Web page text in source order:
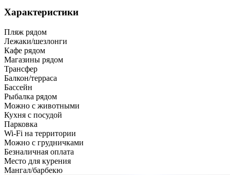
Характеристики
Пляж рядом
Лежаки/шезлонги
Кафе рядом
Магазины рядом
Трансфер
Балкон/терраса
Бассейн
Рыбалка рядом
Можно с животными
Кухня с посудой
Парковка
Wi-Fi на территории
Можно с грудничками
Безналичная оплата
Место для курения
Мангал/барбекю